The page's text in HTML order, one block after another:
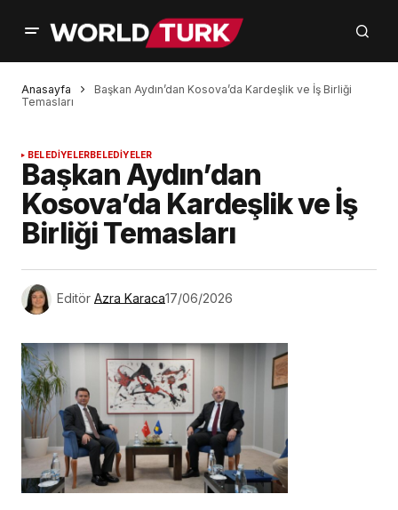
Anasayfa
Başkan Aydın’dan Kosova’da Kardeşlik ve İş Birliği
Temasları
BELEDİYELERBELEDİYELER
Başkan Aydın’dan
Kosova’da Kardeşlik ve İş
Birliği Temasları
Editör Azra Karaca17/06/2026